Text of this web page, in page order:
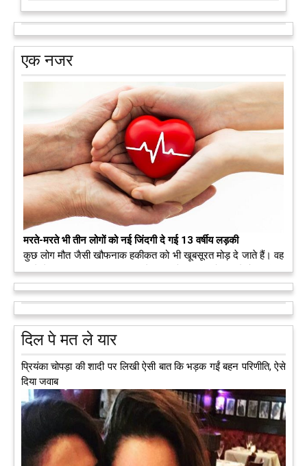
एक नजर
मरते-मरते भी तीन लोगों को नई जिंदगी दे गई 13 वर्षीय लड़की
कुछ लोग मौत जैसी खौफनाक हकीकत को भी खूबसूरत मोड़ दे जाते हैं। वह
मरने के बाद भी इस धरती पर अपने आप को जीवित छोड़ ज़ाते हैं। दुनिया
को अलविदा कह चुकी 13 वर्षीय लड़की के अंगदान से 3 जरूरतमंद लोगों
को नई जिंदगी मिल गई।आगे पढ़ें
अब एक आइडिया बदलेगा हिमाचल के युवाओं की किस्मत, जानिए कैसे
हमीरपुर में अब एक आइडिया युवाओं की किस्मत बदलने जा रहा है। भारत
सरकार के स्टार्टअप मिशन के तहत सबंधित टीम मोबाइल वैन के जरिए पूरे
दिल पे मत ले यार
प्रियंका चोपड़ा की शादी पर लिखी ऐसी बात कि भड़क गईं बहन परिणीति, ऐसे
दिया जवाब